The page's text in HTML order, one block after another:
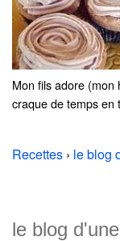
Mon fils adore (mon
craque de temps en
Recettes › le blog
le blog